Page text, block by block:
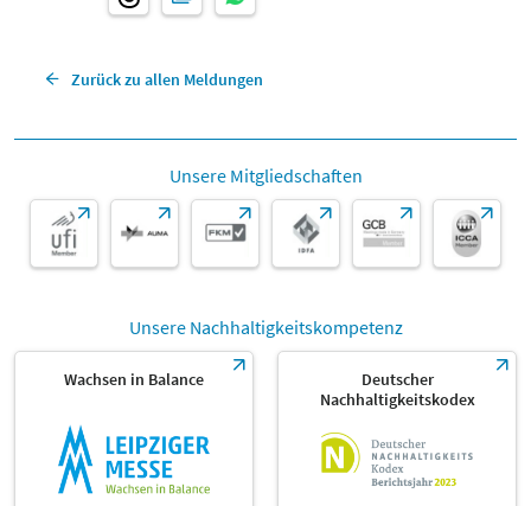
Zurück zu allen Meldungen
Unsere Mitgliedschaften
Unsere Nachhaltigkeitskompetenz
Wachsen in Balance
Deutscher
Nachhaltigkeitskodex